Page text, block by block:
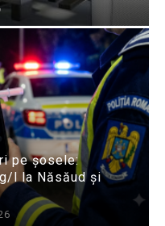
pe șosele:
l la Năsăud și